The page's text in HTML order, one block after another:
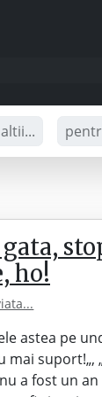
ho!
astea pe
mai suport!„,
a fost un